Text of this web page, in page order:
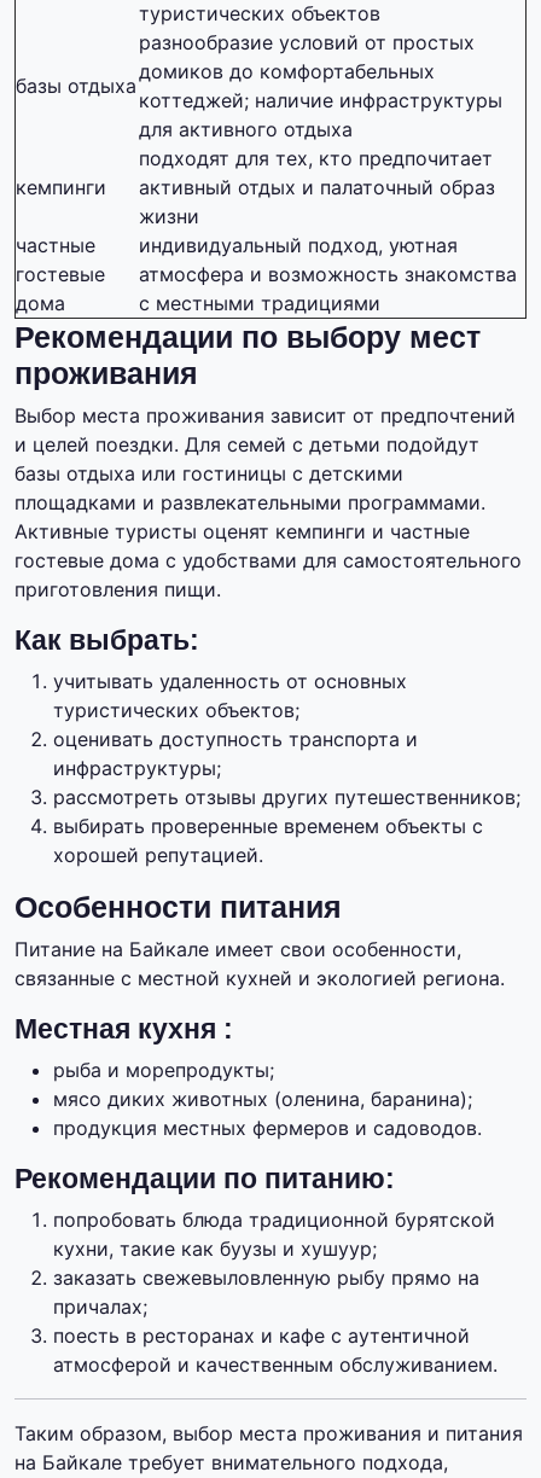
туристических объектов
базы отдыха
разнообразие условий от простых
домиков до комфортабельных
коттеджей; наличие инфраструктуры
для активного отдыха
кемпинги
подходят для тех, кто предпочитает
активный отдых и палаточный образ
жизни
частные
гостевые
дома
индивидуальный подход, уютная
атмосфера и возможность знакомства
с местными традициями
Рекомендации по выбору мест
проживания
Выбор места проживания зависит от предпочтений
и целей поездки. Для семей с детьми подойдут
базы отдыха или гостиницы с детскими
площадками и развлекательными программами.
Активные туристы оценят кемпинги и частные
гостевые дома с удобствами для самостоятельного
приготовления пищи.
Как выбрать:
учитывать удаленность от основных
туристических объектов;
оценивать доступность транспорта и
инфраструктуры;
рассмотреть отзывы других путешественников;
выбирать проверенные временем объекты с
хорошей репутацией.
Особенности питания
Питание на Байкале имеет свои особенности,
связанные с местной кухней и экологией региона.
Местная кухня :
рыба и морепродукты;
мясо диких животных (оленина, баранина);
продукция местных фермеров и садоводов.
Рекомендации по питанию:
попробовать блюда традиционной бурятской
кухни, такие как буузы и хушуур;
заказать свежевыловленную рыбу прямо на
причалах;
поесть в ресторанах и кафе с аутентичной
атмосферой и качественным обслуживанием.
Таким образом, выбор места проживания и питания
на Байкале требует внимательного подхода,